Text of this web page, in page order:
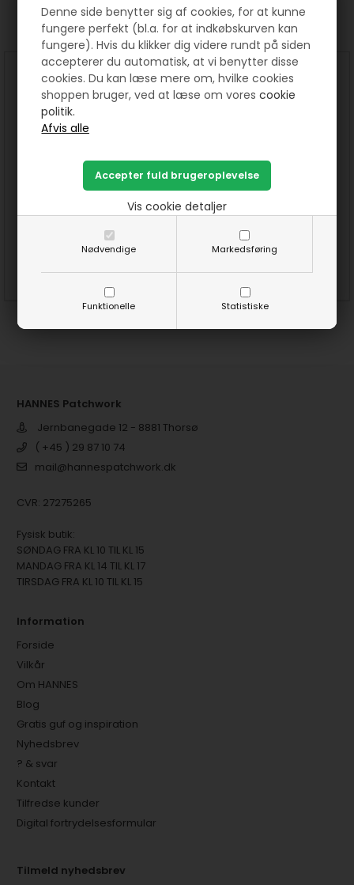
Denne side benytter sig af cookies, for at kunne
fungere perfekt (bl.a. for at indkøbskurven kan
fungere). Hvis du klikker dig videre rundt på siden
accepterer du automatisk, at vi benytter disse
cookies. Du kan læse mere om, hvilke cookies
shoppen bruger, ved at læse om vorescookie
politik.
Nødvendige Markedsføring
Funktionelle Statistiske
Vis cookie detaljer
Prøv lige at se her:
HANNES nemme patchwork
tæppe ( pap)
150,00DKK
SE MERE KØB
Månedstæppe 2020 mønster
150,00DKK
SE MERE KØB
HANNES Patchwork
Jernbanegade 12 - 8881 Thorsø
( +45 ) 29 87 10 74
mail@hannespatchwork.dk
CVR: 27275265
Fysisk butik:
SØNDAG FRA KL 10 TIL KL 15
MANDAG FRA KL 14 TIL KL 17
TIRSDAG FRA KL 10 TIL KL 15
Information
Forside
Vilkår
Om HANNES
Blog
Gratis guf og inspiration
Nyhedsbrev
? & svar
Kontakt
Tilfredse kunder
Digital fortrydelsesformular
Tilmeld nyhedsbrev